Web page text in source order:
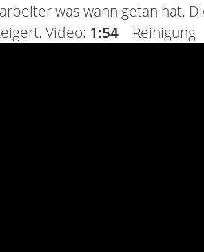
was wann getan hat.
Video: 1:54 Reinigung